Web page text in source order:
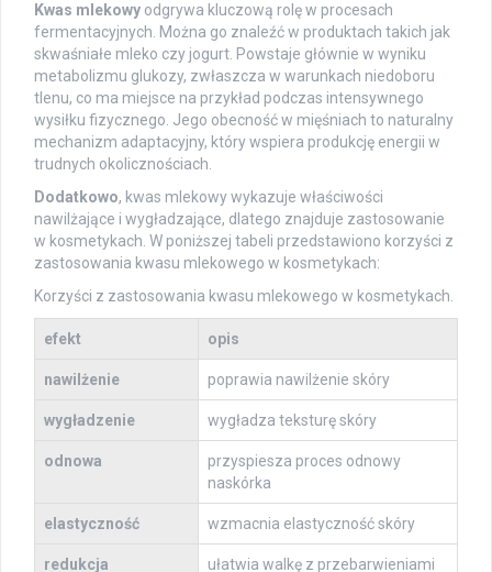
Kwas mlekowy odgrywa kluczową rolę w procesach
fermentacyjnych. Można go znaleźć w produktach takich jak
skwaśniałe mleko czy jogurt. Powstaje głównie w wyniku
metabolizmu glukozy, zwłaszcza w warunkach niedoboru
tlenu, co ma miejsce na przykład podczas intensywnego
wysiłku fizycznego. Jego obecność w mięśniach to naturalny
mechanizm adaptacyjny, który wspiera produkcję energii w
trudnych okolicznościach.
Dodatkowo, kwas mlekowy wykazuje właściwości
nawilżające i wygładzające, dlatego znajduje zastosowanie
w kosmetykach. W poniższej tabeli przedstawiono korzyści z
zastosowania kwasu mlekowego w kosmetykach:
Korzyści z zastosowania kwasu mlekowego w kosmetykach.
efekt opis
nawilżenie poprawia nawilżenie skóry
wygładzenie wygładza teksturę skóry
odnowa
przyspiesza proces odnowy
naskórka
elastyczność wzmacnia elastyczność skóry
redukcja
ułatwia walkę z przebarwieniami